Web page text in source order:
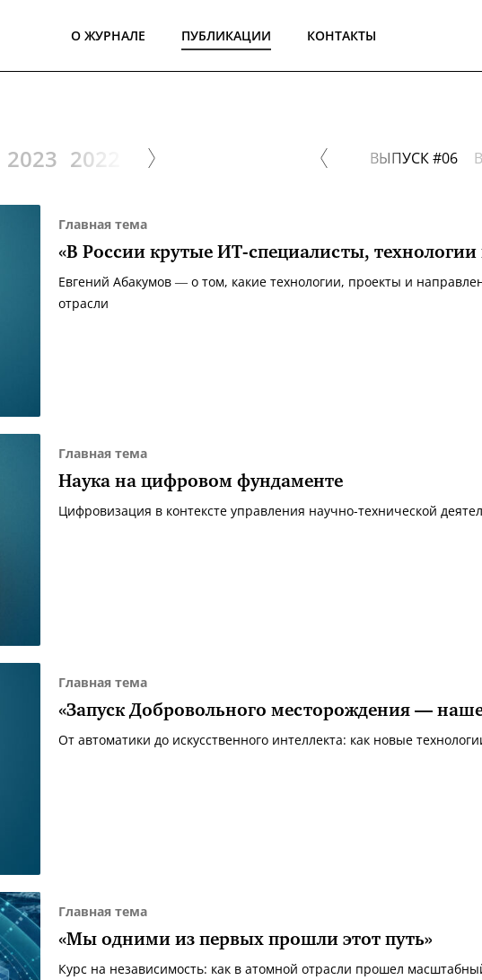
О ЖУРНАЛЕ ПУБЛИКАЦИИ КОНТАКТЫ
2023 2022 2021 2018 2017
ВЫПУСК #06
Главная тема
«В России крутые ИТ-специалисты, технологии
Евгений Абакумов — о том, какие технологии, проекты и
отрасли
Главная тема
Наука на цифровом фундаменте
Цифровизация в контексте управления научно-технической
Главная тема
«Запуск Добровольного месторождения —
От автоматики до искусственного интеллекта: как новые
Главная тема
«Мы одними из первых прошли этот путь»
Курс на независимость: как в атомной отрасли прошел